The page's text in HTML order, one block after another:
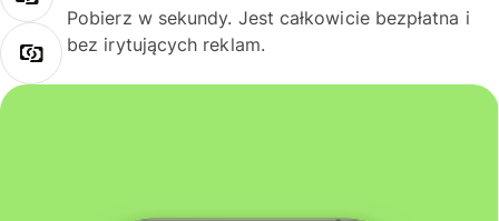
Pobierz w sekundy. Jest całkowicie bezpłatna i
bez irytujących reklam.